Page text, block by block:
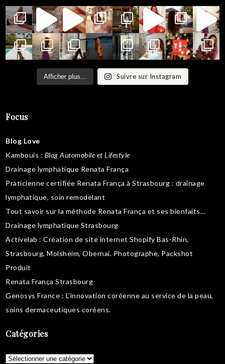
Afficher plus... Suivre sur Instagram
Focus
Blog Love
Kambouis : Blog Automobile et Lifestyle
Drainage lymphatique Renata França
Praticienne certifiée Renata França à Strasbourg : drainage
lymphatique, soin remodelant
Tout savoir sur la méthode Renata França et ses bienfaits…
Drainage lymphatique Strasbourg
Activelab : Création de site internet Shopify Bas-Rhin,
Strasbourg, Molsheim, Obernai. Photographe, Packshot
Produit
Renata França Strasbourg
Genosys France : L’innovation coréenne au service de la peau,
soins dermaceutiques coréens.
Catégories
Catégories